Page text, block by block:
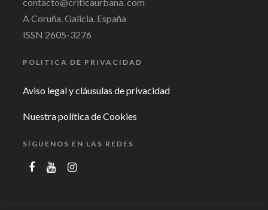
A Coruña. Galicia. España
ISSN 2605-3276
POLITICA DE PRIVACIDAD
Aviso legal y cláusulas de privacidad
Nuestra política de Cookies
SÍGUENOS EN LAS REDES